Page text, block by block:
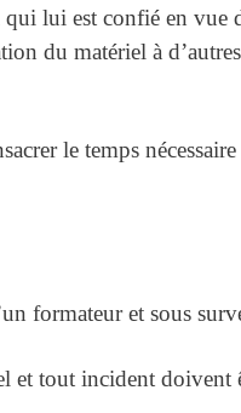
lui est confié en vue
du matériel à
le temps
formateur et sous
et tout incident doivent